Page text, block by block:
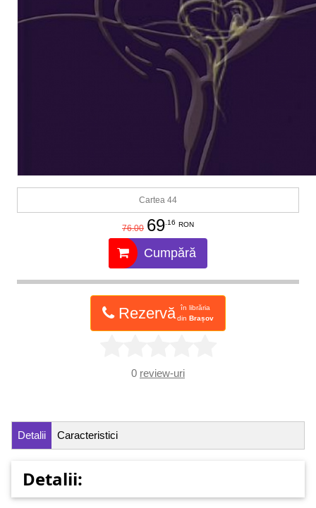
Cartea 44
76.00 69.16 RON
Cumpără
Rezervă
în librăria
din Brașov
0 review-uri
Detalii Caracteristici
Detalii: